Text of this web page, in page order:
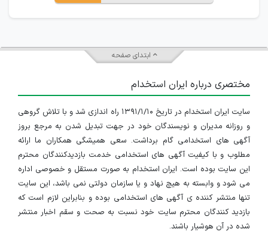
ابتدای صفحه
مختصری درباره ایران استخدام
سایت ایران استخدام در تاریخ ۱۳۹۱/۱/۱۰ راه اندازی شد و با تلاش گروهی
و روزانه مدیران و نویسندگان خود در جهت تبدیل شدن به مرجع بروز
آگهی های استخدامی گام برداشت. سعی همیشگی همکاران ما ارائه
مطلوب و با کیفیت آگهی های استخدامی خدمت بازدیدکنندگان محترم
این سایت بوده است. ایران استخدام به صورت مستقل و خصوصی اداره
می شود و وابسته به هیچ نهاد و یا سازمان دولتی نمی باشد، این سایت
تنها منتشر کننده ی آگهی های استخدامی بوده و بنابراین لازم است که
بازدید کنندگان محترم سایت خود نسبت به صحت و سقم اخبار منتشر
شده در آن هوشیار باشند.